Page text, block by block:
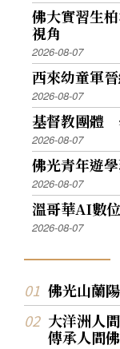
佛大實習生
視角
2026-08-07
西來幼童軍
2026-08-07
基督教團體
2026-08-07
佛光青年遊
2026-08-07
溫哥華AI數
2026-08-07
佛光山蘭
大洋洲人
傳承人間